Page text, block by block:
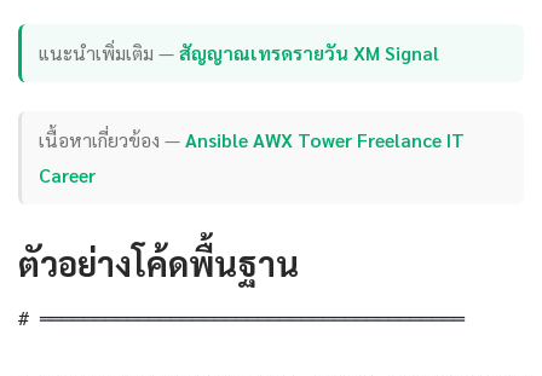
แนะนำเพิ่มเติม —สัญญาณเทรดรายวัน XM Signal
เนื้อหาเกี่ยวข้อง —Ansible AWX Tower Freelance IT
Career
ตัวอย่างโค้ดพื้นฐาน
# ═══════════════════════════════════════